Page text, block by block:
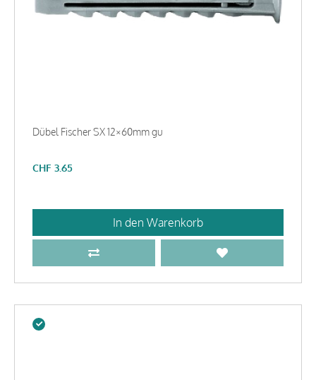
Dübel Fischer SX 12×60mm gu
CHF 3.65
In den Warenkorb